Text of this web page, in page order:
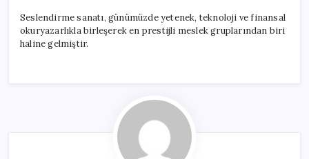
Seslendirme sanatı, günümüzde yetenek, teknoloji ve finansal
okuryazarlıkla birleşerek en prestijli meslek gruplarından biri
haline gelmiştir.